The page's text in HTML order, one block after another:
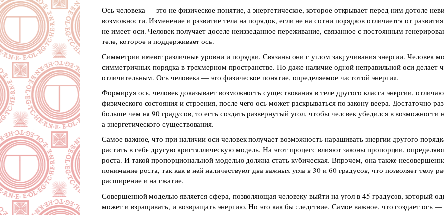
Ось человека — это не физическое понятие, а энергетическое, которое открывает перед ним дотоле
возможности. Изменение и развитие тела на порядок, если не на сотни порядков отличается от
не имеет оси. Человек получает доселе неизведанное переживание, связанное с постоянным
теле, которое и поддерживает ось.
Симметрии имеют различные уровни и порядки. Связаны они с углом закручивания энергии. Человек
симметричных порядка в трехмерном пространстве. Но даже наличие одной неправильной оси делает
отличительным. Ось человека — это физическое понятие, определяемое частотой энергии.
Формируя ось, человек доказывает возможность существования в теле другого класса энергии,
физического состояния и строения, после чего ось может раскрываться по закону веера. Достаточно
больше чем на 90 градусов, то есть создать развернутый угол, чтобы человек убедился в возможности
а энергетического существования.
Самое важное, что при наличии оси человек получает возможность наращивать энергии другого
растить в себе другую кристаллическую модель. На этот процесс влияют законы пропорции,
роста. И такой пропорциональной моделью должна стать кубическая. Впрочем, она также
понимание роста, так как в ней наличествуют два важных угла в 30 и 60 градусов, что позволяет телу
расширение и на сжатие.
Совершенной моделью является сфера, позволяющая человеку выйти на угол в 45 градусов, который
может и взращивать, и возвращать энергию. Но это как бы следствие. Самое важное, что создает ось